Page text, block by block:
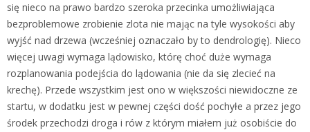
się nieco na prawo bardzo szeroka przecinka umożliwiająca
bezproblemowe zrobienie zlota nie mając na tyle wysokości aby
wyjść nad drzewa (wcześniej oznaczało by to dendrologię). Nieco
więcej uwagi wymaga lądowisko, którę choć duże wymaga
rozplanowania podejścia do lądowania (nie da się zlecieć na
krechę). Przede wszystkim jest ono w większości niewidoczne ze
startu, w dodatku jest w pewnej części dość pochyłe a przez jego
środek przechodzi droga i rów z którym miałem już osobiście do